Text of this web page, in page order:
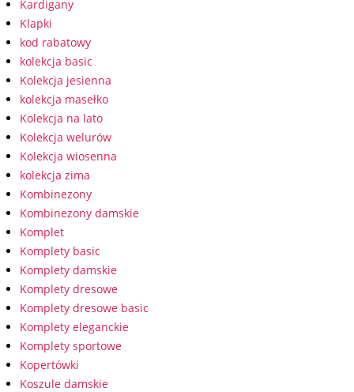
Kardigany
Klapki
kod rabatowy
kolekcja basic
Kolekcja jesienna
kolekcja masełko
Kolekcja na lato
Kolekcja welurów
Kolekcja wiosenna
kolekcja zima
Kombinezony
Kombinezony damskie
Komplet
Komplety basic
Komplety damskie
Komplety dresowe
Komplety dresowe basic
Komplety eleganckie
Komplety sportowe
Kopertówki
Koszule damskie